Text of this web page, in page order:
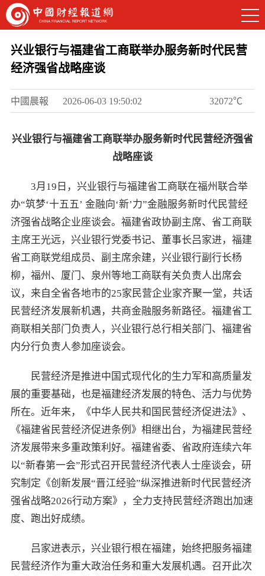
兴业银行与福建省工商联举办服务新时代民营
经济强省战略座谈
中國晨報 2026-06-03 19:50:02 32072℃
兴业银行与福建省工商联举办服务新时代民营经济强省
战略座谈
3月19日，兴业银行与福建省工商联在福州联合举
办“筑梦‘十五五’ 金融向‘新’力”金融服务新时代民营经
济强省战略企业座谈会。福建省政协副主席、省工商联
主席王光远，兴业银行党委书记、董事长吕家进，福建
省工商联党组成员、副主席余建，兴业银行副行长杨
柳，福州、厦门、泉州等地工商联有关负责人出席会
议，来自全省各地市的25家民营企业家齐聚一堂，共话
民营经济发展新机遇，共商金融服务新路径。福建省工
商联相关部门负责人，兴业银行总行相关部门、福建省
内分行负责人参加座谈会。
民营经济是推进中国式现代化的生力军和高质量发
展的重要基础，也是福建经济发展的特色、活力与优势
所在。近年来，《中华人民共和国民营经济促进法》、
《福建省民营经济促进条例》相继出台，为福建民营经
济发展带来多重政策利好。福建省委、省政府连续六年
以“新春第一会”形式召开民营经济代表人士座谈会，研
究制定《创新发展“晋江经验”纵深推进新时代民营经济
强省战略2026行动方案》，全力支持民营经济跑出加速
度、跑出好成绩。
吕家进表示，兴业银行根在福建，始终把服务福建
民营经济作为重大政治任务和重大发展机遇。召开此次